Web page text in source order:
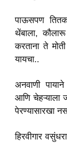
पाऊसपण
थेंबाला,
करताना ते
यायचा..
अनवाणी
आणि चेहऱ्याला
पेरण्यासारखा
हिरवीगार